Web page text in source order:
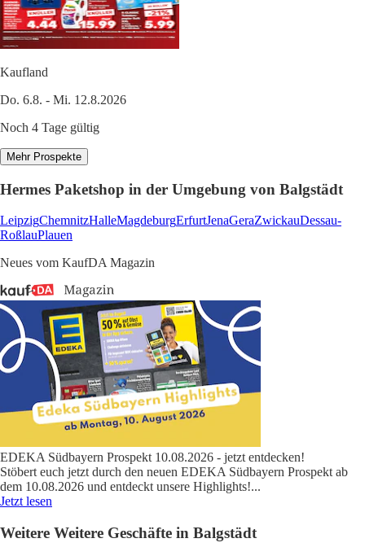
Kaufland
Do. 6.8. - Mi. 12.8.2026
Noch 4 Tage gültig
Mehr Prospekte
Hermes Paketshop in der Umgebung von Balgstädt
LeipzigChemnitzHalleMagdeburgErfurtJenaGeraZwickauDessau-
RoßlauPlauen
Neues vom KaufDA Magazin
EDEKA Südbayern Prospekt 10.08.2026 - jetzt entdecken!
Stöbert euch jetzt durch den neuen EDEKA Südbayern Prospekt ab
dem 10.08.2026 und entdeckt unsere Highlights!...
Jetzt lesen
Weitere Weitere Geschäfte in Balgstädt